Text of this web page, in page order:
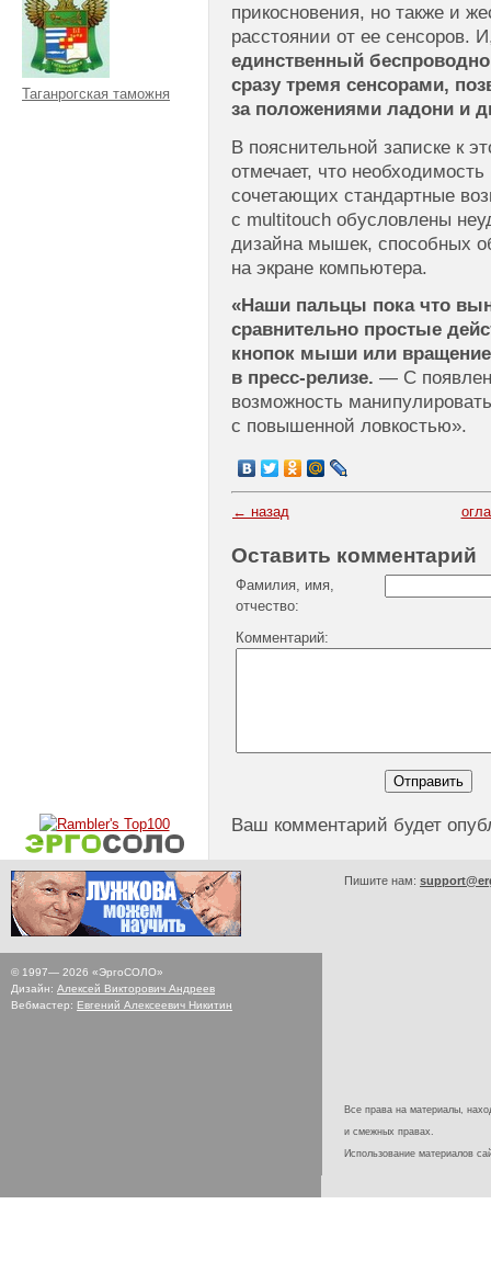
Таганрогская таможня
прикосновения, но также и
расстоянии от ее сенсоров.
единственный
сразу тремя сенсорами,
за положениями ладони и
В пояснительной записке к
отмечает, что
сочетающих стандартные
с multitouch обусловлены
дизайна мышек, способных
на экране компьютера.
«Наши пальцы пока что
сравнительно простые
кнопок мыши или
в пресс-релизе. — С
возможность
с повышенной ловкостью».
← назад
Оставить комментарий
Фамилия, имя,
отчество:
Комментарий:
Ваш комментарий будет
© 1997— 2026 «ЭргоСОЛО»
Дизайн: Алексей Викторович Андреев
Вебмастер: Евгений Алексеевич Никитин
Пишите нам:
Все права на материалы,
и смежных правах.
Использование материалов